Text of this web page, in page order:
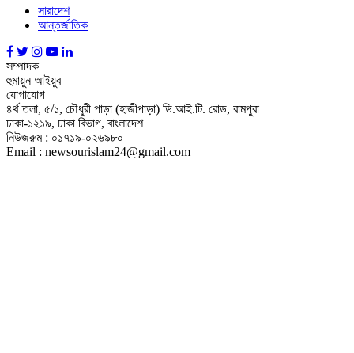
সারাদেশ
আন্তর্জাতিক
সম্পাদক
হুমায়ুন আইয়ুব
যোগাযোগ
৪র্থ তলা, ৫/১, চৌধুরী পাড়া (হাজীপাড়া) ডি.আই.টি. রোড, রামপুরা
ঢাকা-১২১৯, ঢাকা বিভাগ, বাংলাদেশ
নিউজরুম : ০১৭১৯-০২৬৯৮০
Email : newsourislam24@gmail.com